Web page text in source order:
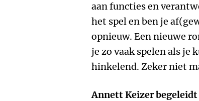
aan functies en
het spel en ben je
opnieuw. Een nieuwe
je zo vaak spelen als je
hinkelend. Zeker niet
Annett Keizer